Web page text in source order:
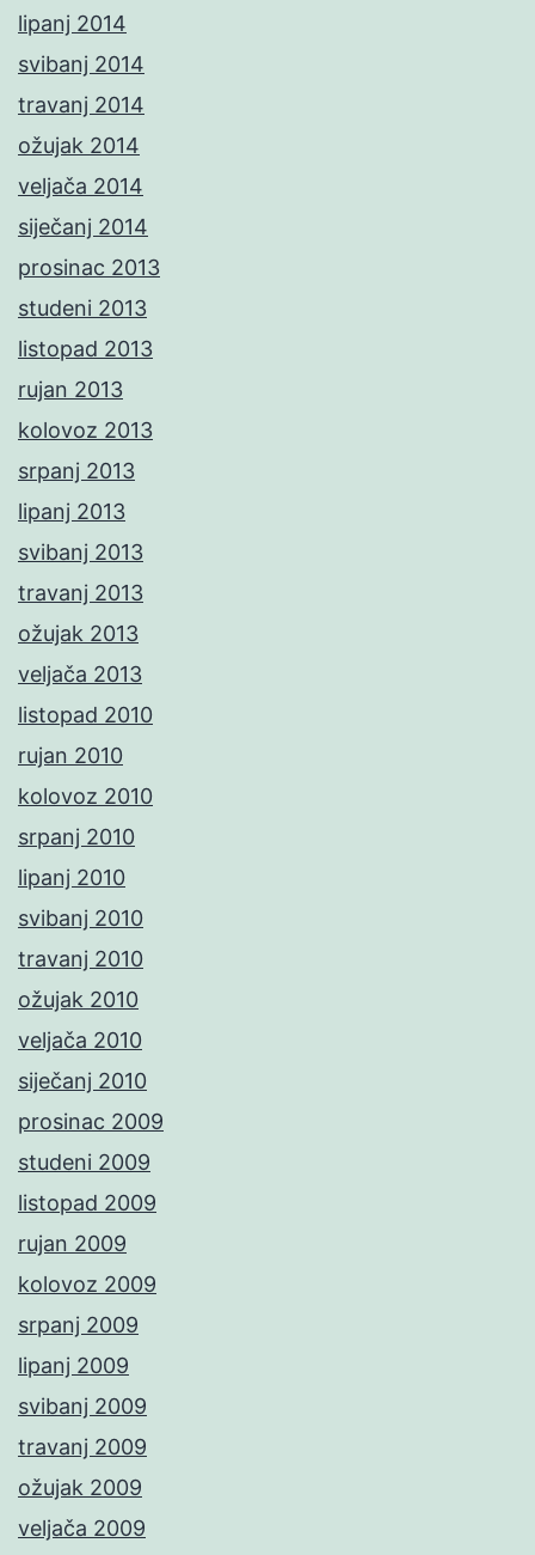
lipanj 2014
svibanj 2014
travanj 2014
ožujak 2014
veljača 2014
siječanj 2014
prosinac 2013
studeni 2013
listopad 2013
rujan 2013
kolovoz 2013
srpanj 2013
lipanj 2013
svibanj 2013
travanj 2013
ožujak 2013
veljača 2013
listopad 2010
rujan 2010
kolovoz 2010
srpanj 2010
lipanj 2010
svibanj 2010
travanj 2010
ožujak 2010
veljača 2010
siječanj 2010
prosinac 2009
studeni 2009
listopad 2009
rujan 2009
kolovoz 2009
srpanj 2009
lipanj 2009
svibanj 2009
travanj 2009
ožujak 2009
veljača 2009